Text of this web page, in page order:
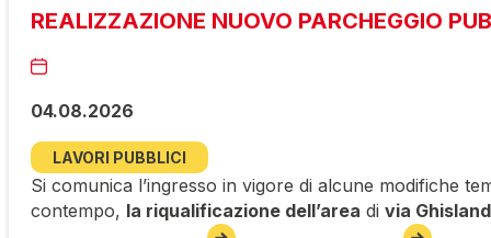
REALIZZAZIONE NUOVO PARCHEGGIO
04.08.2026
LAVORI PUBBLICI
Si comunica l’ingresso in vigore di alcune modifiche
contempo, la riqualificazione dell’area di via